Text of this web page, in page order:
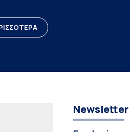
Newsletter